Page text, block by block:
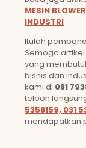
MESIN
INDUSTRI
Itulah
Semoga
yang
bisnis dan
kami di 081
telpon
5358159, 031
mendapatkan